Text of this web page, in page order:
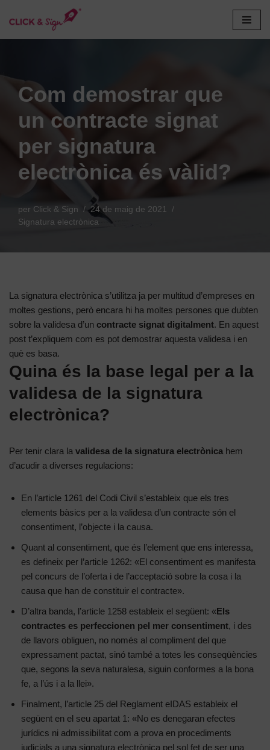
Com demostrar que
un contracte signat
per signatura
electrònica és vàlid?
per Click & Sign
24 de maig de 2021
Signatura electrònica
La signatura electrònica s’utilitza ja per multitud d’empreses en
moltes gestions, però encara hi ha moltes persones que dubten
sobre la validesa d’un contracte signat digitalment. En aquest
post t’expliquem com es pot demostrar aquesta validesa i en
què es basa.
Quina és la base legal per a la
validesa de la signatura
electrònica?
Per tenir clara la validesa de la signatura electrònica hem
d’acudir a diverses regulacions:
En l’article 1261 del Codi Civil s’estableix que els tres
elements bàsics per a la validesa d’un contracte són el
consentiment, l’objecte i la causa.
Quant al consentiment, que és l’element que ens interessa,
es defineix per l’article 1262: «El consentiment es manifesta
pel concurs de l’oferta i de l’acceptació sobre la cosa i la
causa que han de constituir el contracte».
D’altra banda, l’article 1258 estableix el següent: «Els
contractes es perfeccionen pel mer consentiment, i des
de llavors obliguen, no només al compliment del que
expressament pactat, sinó també a totes les conseqüències
que, segons la seva naturalesa, siguin conformes a la bona
fe, a l’ús i a la llei».
Finalment, l’article 25 del Reglament eIDAS estableix el
següent en el seu apartat 1: «No es denegaran efectes
jurídics ni admissibilitat com a prova en procediments
judicials a una signatura electrònica pel sol fet de ser una